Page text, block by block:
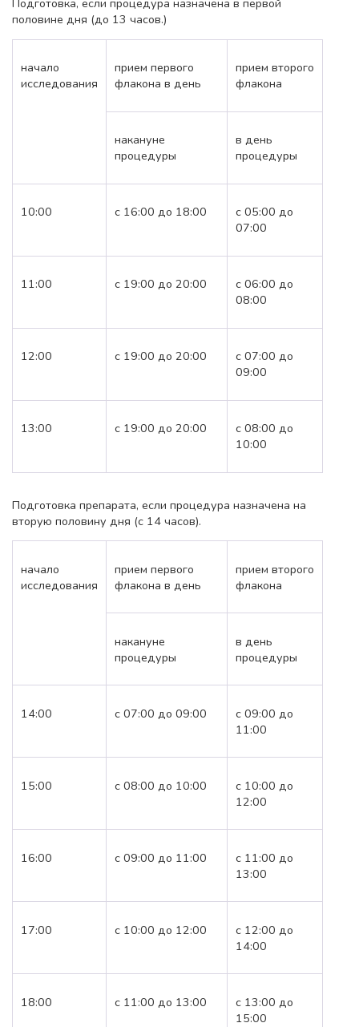
Подготовка, если процедура назначена в первой
половине дня (до 13 часов.)
начало
исследования
прием первого
флакона в день
прием второго
флакона
накануне
процедуры
в день
процедуры
10:00 с 16:00 до 18:00
с 05:00 до
07:00
11:00 с 19:00 до 20:00
с 06:00 до
08:00
12:00 с 19:00 до 20:00
с 07:00 до
09:00
13:00 с 19:00 до 20:00
с 08:00 до
10:00
Подготовка препарата, если процедура назначена на
вторую половину дня (с 14 часов).
начало
исследования
прием первого
флакона в день
прием второго
флакона
накануне
процедуры
в день
процедуры
14:00 с 07:00 до 09:00
с 09:00 до
11:00
15:00 с 08:00 до 10:00
с 10:00 до
12:00
16:00 с 09:00 до 11:00
с 11:00 до
13:00
17:00 с 10:00 до 12:00
с 12:00 до
14:00
18:00 с 11:00 до 13:00
с 13:00 до
15:00